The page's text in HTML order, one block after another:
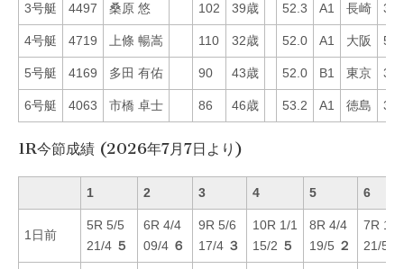
3号艇 4497 桑原 悠 102 39歳 52.3 A1 長崎 37
4号艇 4719 上條 暢嵩 110 32歳 52.0 A1 大阪 57
5号艇 4169 多田 有佑 90 43歳 52.0 B1 東京 30
6号艇 4063 市橋 卓士 86 46歳 53.2 A1 徳島 36
1R今節成績 (2026年7月7日より)
1 2 3 4 5 6
1日前
5R 5/5
21/4 ５
6R 4/4
09/4 ６
9R 5/6
17/4 ３
10R 1/1
15/2 ５
8R 4/4
19/5 ２
7R 1/1
21/5